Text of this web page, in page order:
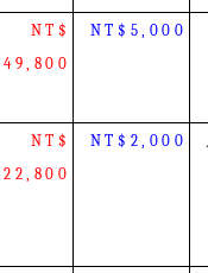
NT$
49,800
NT$5,000
NT$
22,800
NT$2,000